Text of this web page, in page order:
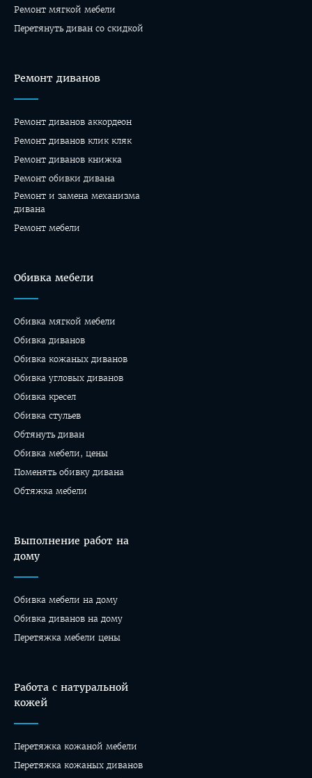
Ремонт мягкой мебели
Перетянуть диван со скидкой
Ремонт диванов
Ремонт диванов аккордеон
Ремонт диванов клик кляк
Ремонт диванов книжка
Ремонт обивки дивана
Ремонт и замена механизма
дивана
Ремонт мебели
Обивка мебели
Обивка мягкой мебели
Обивка диванов
Обивка кожаных диванов
Обивка угловых диванов
Обивка кресел
Обивка стульев
Обтянуть диван
Обивка мебели, цены
Поменять обивку дивана
Обтяжка мебели
Выполнение работ на
дому
Обивка мебели на дому
Oбивка диванов на дому
Перетяжка мебели цены
Работа с натуральной
кожей
Перетяжка кожаной мебели
Перетяжка кожаных диванов